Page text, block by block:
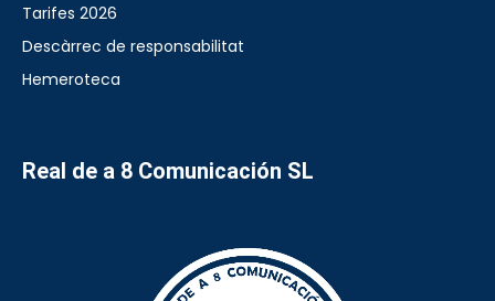
Tarifes 2026
Descàrrec de responsabilitat
Hemeroteca
Real de a 8 Comunicación SL